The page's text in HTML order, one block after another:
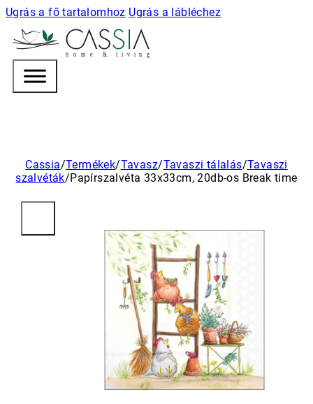
Ugrás a fő tartalomhoz Ugrás a lábléchez
h o m e & l i v i n g
Cassia/Termékek/Tavasz/Tavaszi tálalás/Tavaszi
szalvéták/Papírszalvéta 33x33cm, 20db-os Break time